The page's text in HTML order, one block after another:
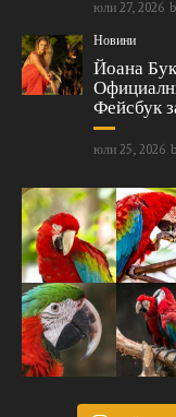
юли 27, 2026
Новини
Йоана
Фейсбук
юли 25, 2026